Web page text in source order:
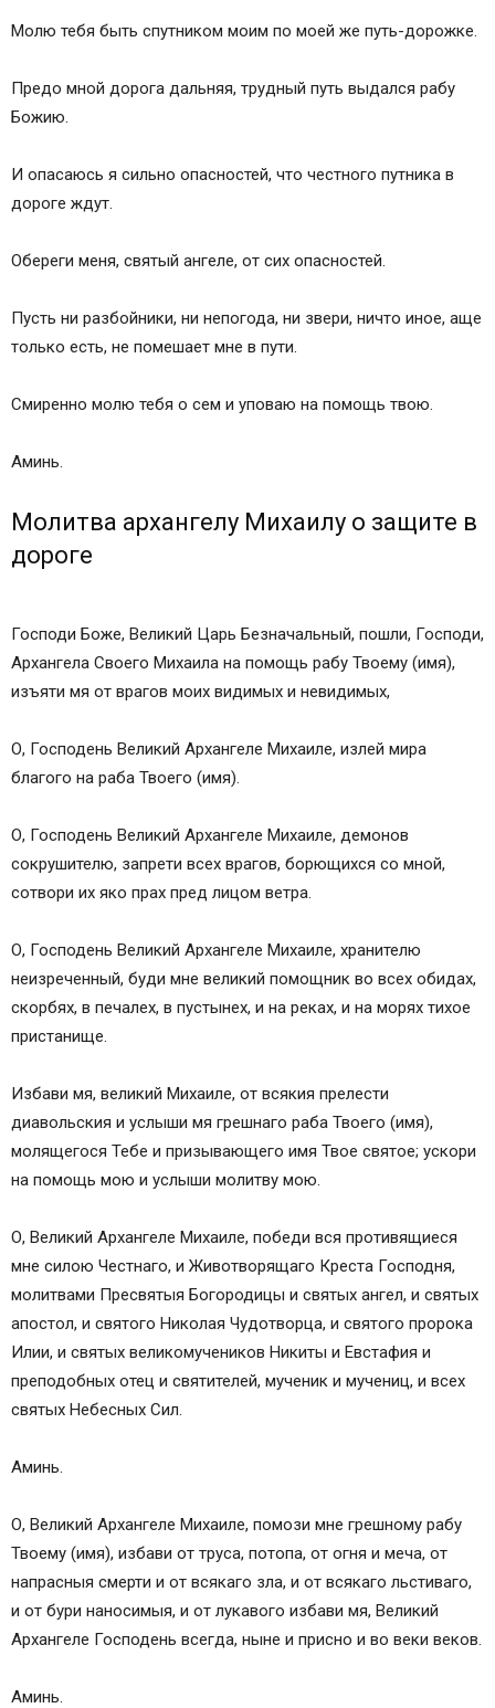
Молитва в дорогу
Молитва для поездки на автомобиле
Молю тебя быть спутником моим по моей же путь-дорожке.
Предо мной дорога дальняя, трудный путь выдался рабу
Божию.
И опасаюсь я сильно опасностей, что честного путника в
дороге ждут.
Обереги меня, святый ангеле, от сих опасностей.
Пусть ни разбойники, ни непогода, ни звери, ничто иное, аще
только есть, не помешает мне в пути.
Смиренно молю тебя о сем и уповаю на помощь твою.
Аминь.
Молитва архангелу Михаилу о защите в
дороге
Господи Боже, Великий Царь Безначальный, пошли, Господи,
Архангела Своего Михаила на помощь рабу Твоему (имя),
изъяти мя от врагов моих видимых и невидимых,
О, Господень Великий Архангеле Михаиле, излей мира
благого на раба Твоего (имя).
О, Господень Великий Архангеле Михаиле, демонов
сокрушителю, запрети всех врагов, борющихся со мной,
сотвори их яко прах пред лицом ветра.
О, Господень Великий Архангеле Михаиле, хранителю
неизреченный, буди мне великий помощник во всех обидах,
скорбях, в печалех, в пустынех, и на реках, и на морях тихое
пристанище.
Избави мя, великий Михаиле, от всякия прелести
диавольския и услыши мя грешнаго раба Твоего (имя),
молящегося Тебе и призывающего имя Твое святое; ускори
на помощь мою и услыши молитву мою.
О, Великий Архангеле Михаиле, победи вся противящиеся
мне силою Честнаго, и Животворящаго Креста Господня,
молитвами Пресвятыя Богородицы и святых ангел, и святых
апостол, и святого Николая Чудотворца, и святого пророка
Илии, и святых великомучеников Никиты и Евстафия и
преподобных отец и святителей, мученик и мучениц, и всех
святых Небесных Сил.
Аминь.
О, Великий Архангеле Михаиле, помози мне грешному рабу
Твоему (имя), избави от труса, потопа, от огня и меча, от
напрасныя смерти и от всякаго зла, и от всякаго льстиваго,
и от бури наносимыя, и от лукавого избави мя, Великий
Архангеле Господень всегда, ныне и присно и во веки веков.
Аминь.